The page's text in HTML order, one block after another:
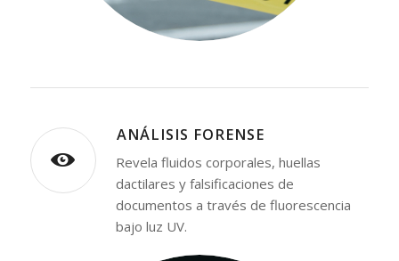
⁠ANÁLISIS FORENSE
Revela fluidos corporales, huellas
dactilares y falsificaciones de
documentos a través de fluorescencia
bajo luz UV.